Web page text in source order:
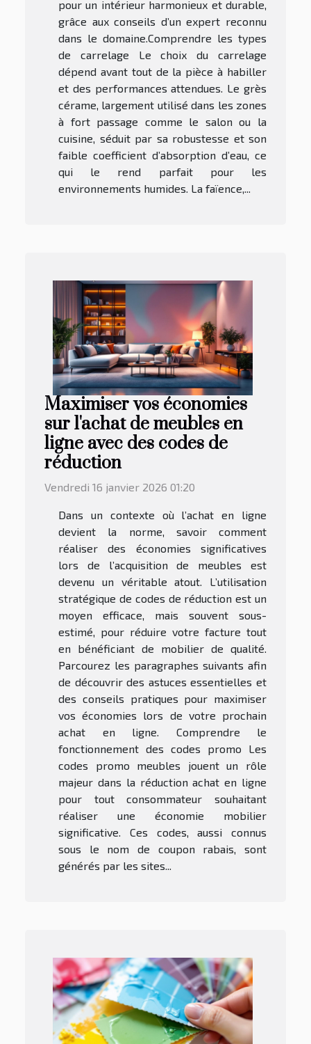
pour un intérieur harmonieux et durable,
grâce aux conseils d’un expert reconnu
dans le domaine.Comprendre les types
de carrelage Le choix du carrelage
dépend avant tout de la pièce à habiller
et des performances attendues. Le grès
cérame, largement utilisé dans les zones
à fort passage comme le salon ou la
cuisine, séduit par sa robustesse et son
faible coefficient d’absorption d’eau, ce
qui le rend parfait pour les
environnements humides. La faïence,...
Maximiser vos économies
sur l'achat de meubles en
ligne avec des codes de
réduction
Vendredi 16 janvier 2026 01:20
Dans un contexte où l’achat en ligne
devient la norme, savoir comment
réaliser des économies significatives
lors de l’acquisition de meubles est
devenu un véritable atout. L’utilisation
stratégique de codes de réduction est un
moyen efficace, mais souvent sous-
estimé, pour réduire votre facture tout
en bénéficiant de mobilier de qualité.
Parcourez les paragraphes suivants afin
de découvrir des astuces essentielles et
des conseils pratiques pour maximiser
vos économies lors de votre prochain
achat en ligne. Comprendre le
fonctionnement des codes promo Les
codes promo meubles jouent un rôle
majeur dans la réduction achat en ligne
pour tout consommateur souhaitant
réaliser une économie mobilier
significative. Ces codes, aussi connus
sous le nom de coupon rabais, sont
générés par les sites...